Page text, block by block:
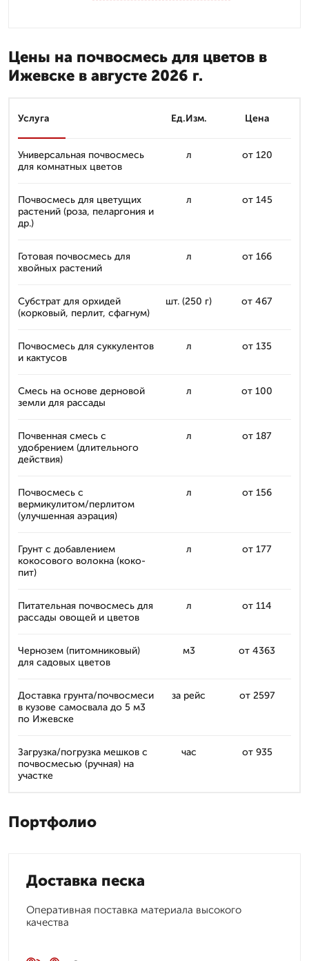
Цены на почвосмесь для цветов в
Ижевске в августе 2026 г.
Услуга Ед.Изм. Цена
Универсальная почвосмесь
для комнатных цветов
л от 120
Почвосмесь для цветущих
растений (роза, пеларгония и
др.)
л от 145
Готовая почвосмесь для
хвойных растений
л от 166
Субстрат для орхидей
(корковый, перлит, сфагнум)
шт. (250 г) от 467
Почвосмесь для суккулентов
и кактусов
л от 135
Смесь на основе дерновой
земли для рассады
л от 100
Почвенная смесь с
удобрением (длительного
действия)
л от 187
Почвосмесь с
вермикулитом/перлитом
(улучшенная аэрация)
л от 156
Грунт с добавлением
кокосового волокна (коко-
пит)
л от 177
Питательная почвосмесь для
рассады овощей и цветов
л от 114
Чернозем (питомниковый)
для садовых цветов
м3 от 4363
Доставка грунта/почвосмеси
в кузове самосвала до 5 м3
по Ижевске
за рейс от 2597
Загрузка/погрузка мешков с
почвосмесью (ручная) на
участке
час от 935
Портфолио
Доставка песка
Оперативная поставка материала высокого
качества